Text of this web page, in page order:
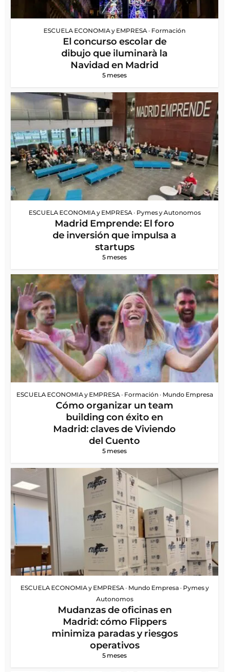
ESCUELA ECONOMIA y EMPRESA • Formación
El concurso escolar de
dibujo que iluminarà la
Navidad en Madrid
5 meses
ESCUELA ECONOMIA y EMPRESA • Pymes y Autonomos
Madrid Emprende: El foro
de inversión que impulsa a
startups
5 meses
ESCUELA ECONOMIA y EMPRESA • Formación • Mundo Empresa
Cómo organizar un team
building con éxito en
Madrid: claves de Viviendo
del Cuento
5 meses
ESCUELA ECONOMIA y EMPRESA • Mundo Empresa • Pymes y
Autonomos
Mudanzas de oficinas en
Madrid: cómo Flippers
minimiza paradas y riesgos
operativos
5 meses